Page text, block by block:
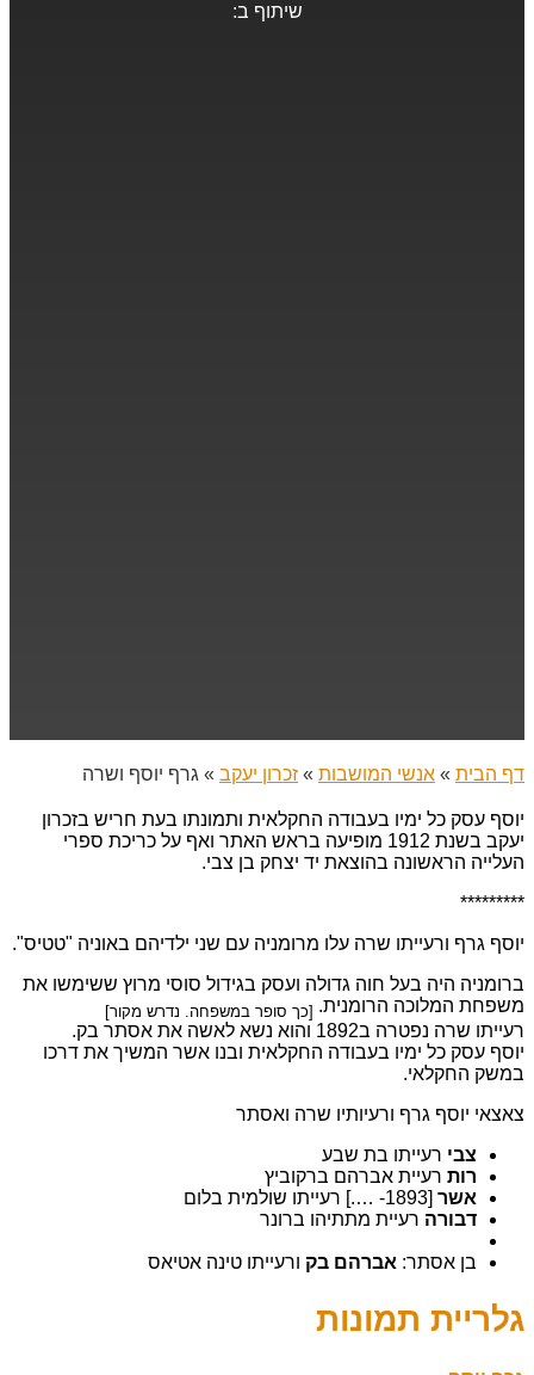
שיתוף ב:
דף הבית » אנשי המושבות » זכרון יעקב » גרף יוסף ושרה
יוסף עסק כל ימיו בעבודה החקלאית ותמונתו בעת חריש בזכרון
יעקב בשנת 1912 מופיעה בראש האתר ואף על כריכת ספרי
העלייה הראשונה בהוצאת יד יצחק בן צבי.
*********
יוסף גרף ורעייתו שרה עלו מרומניה עם שני ילדיהם באוניה "טטיס".
ברומניה היה בעל חוה גדולה ועסק בגידול סוסי מרוץ ששימשו את
משפחת המלוכה הרומנית. [כך סופר במשפחה. נדרש מקור]
רעייתו שרה נפטרה ב1892 והוא נשא לאשה את אסתר בק.
יוסף עסק כל ימיו בעבודה החקלאית ובנו אשר המשיך את דרכו
במשק החקלאי.
צאצאי יוסף גרף ורעיותיו שרה ואסתר
צבי רעייתו בת שבע
רות רעיית אברהם ברקוביץ
אשר [1893- ….] רעייתו שולמית בלום
דבורה רעיית מתתיהו ברונר
בן אסתר: אברהם בק ורעייתו טינה אטיאס
גלריית תמונות